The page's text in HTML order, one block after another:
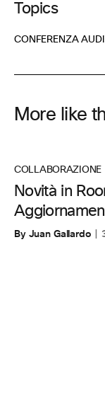
Topics
CONFERENZA
More like
COLLABORAZIONE
Novità in
By Juan Gallardo